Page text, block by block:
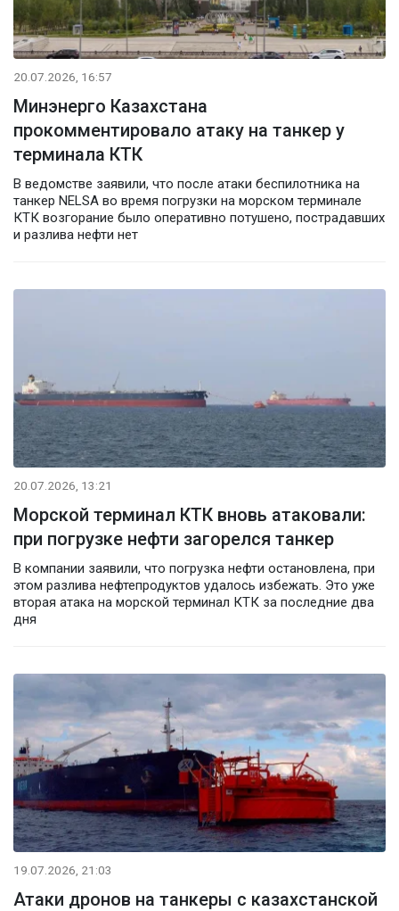
20.07.2026, 16:57
Минэнерго Казахстана
прокомментировало атаку на танкер у
терминала КТК
В ведомстве заявили, что после атаки беспилотника на
танкер NELSA во время погрузки на морском терминале
КТК возгорание было оперативно потушено, пострадавших
и разлива нефти нет
20.07.2026, 13:21
Морской терминал КТК вновь атаковали:
при погрузке нефти загорелся танкер
В компании заявили, что погрузка нефти остановлена, при
этом разлива нефтепродуктов удалось избежать. Это уже
вторая атака на морской терминал КТК за последние два
дня
19.07.2026, 21:03
Атаки дронов на танкеры с казахстанской